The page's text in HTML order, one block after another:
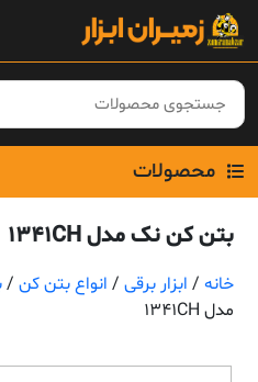
Skip
content
محصولات
بتن کن نک مدل 1341CH
خانه / ابزار برقی / انواع بتن کن /
مدل 1341CH